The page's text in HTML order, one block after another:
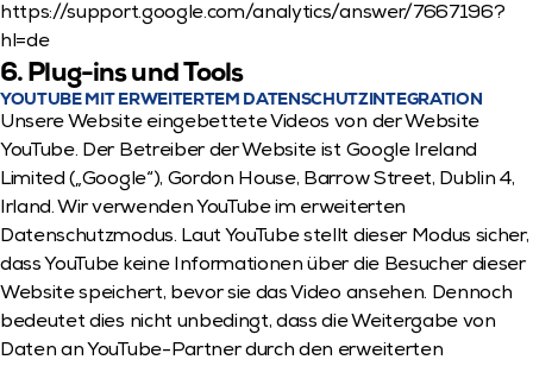
https://support.google.com/analytics/answer/7667196?
hl=de
6. Plug-ins und Tools
YOUTUBE MIT ERWEITERTEM DATENSCHUTZINTEGRATION
Unsere Website eingebettete Videos von der Website
YouTube. Der Betreiber der Website ist Google Ireland
Limited („Google“), Gordon House, Barrow Street, Dublin 4,
Irland. Wir verwenden YouTube im erweiterten
Datenschutzmodus. Laut YouTube stellt dieser Modus sicher,
dass YouTube keine Informationen über die Besucher dieser
Website speichert, bevor sie das Video ansehen. Dennoch
bedeutet dies nicht unbedingt, dass die Weitergabe von
Daten an YouTube-Partner durch den erweiterten